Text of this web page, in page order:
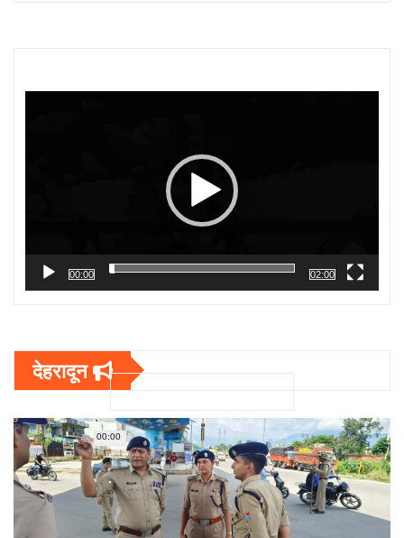
00:00
00:00
02:00
देहरादून